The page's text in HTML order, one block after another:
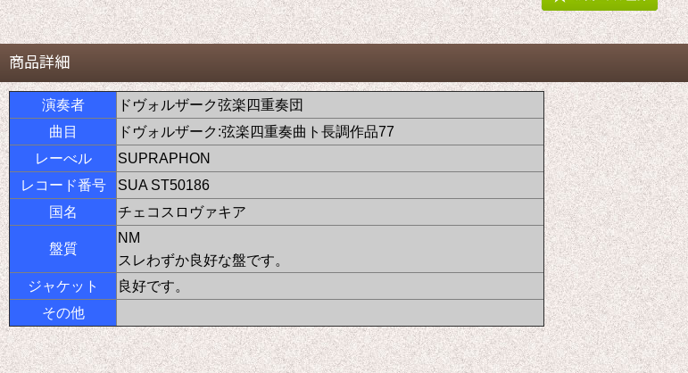
商品詳細
演奏者
ドヴォルザーク弦楽四重奏団
曲目
ドヴォルザーク:弦楽四重奏曲ト長調作品77
レーべル
SUPRAPHON
レコード番号
SUA ST50186
国名
チェコスロヴァキア
盤質
NM
スレわずか良好な盤です。
ジャケット
良好です。
その他